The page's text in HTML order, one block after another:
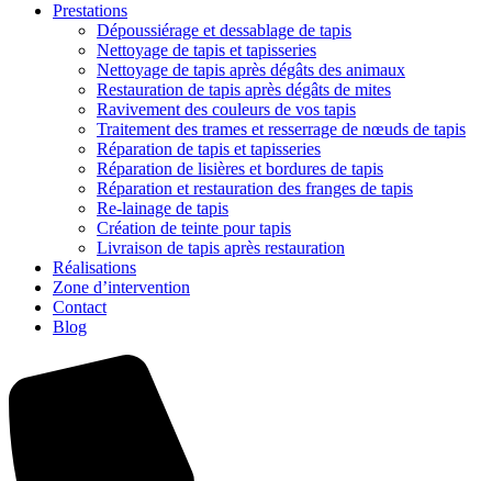
Prestations
Dépoussiérage et dessablage de tapis
Nettoyage de tapis et tapisseries
Nettoyage de tapis après dégâts des animaux
Restauration de tapis après dégâts de mites
Ravivement des couleurs de vos tapis
Traitement des trames et resserrage de nœuds de tapis
Réparation de tapis et tapisseries
Réparation de lisières et bordures de tapis
Réparation et restauration des franges de tapis
Re-lainage de tapis
Création de teinte pour tapis
Livraison de tapis après restauration
Réalisations
Zone d’intervention
Contact
Blog